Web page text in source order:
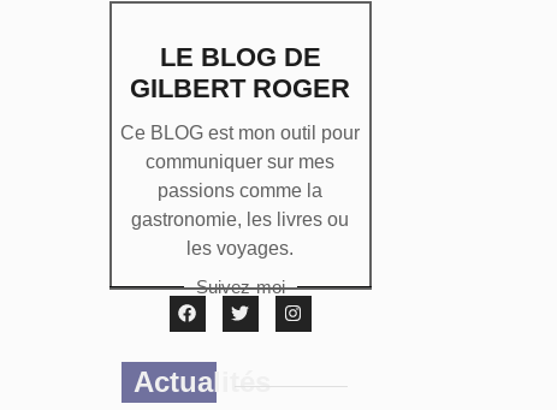
LE BLOG DE
GILBERT ROGER
Ce BLOG est mon outil pour
communiquer sur mes
passions comme la
gastronomie, les livres ou
les voyages.
Suivez-moi
Actualités